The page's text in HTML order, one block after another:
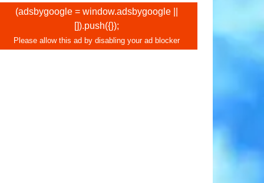
(adsbygoogle = window.adsbygoogle ||
[]).push({});